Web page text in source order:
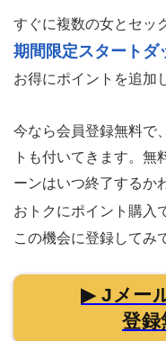
すぐに複数の女とセッ
期間限定スタートダ
お得にポイントを追加
今なら会員登録無料で
トも付いてきます。 無
ーンはいつ終了するか
おトクにポイント購入
この機会に登録してみ
▶ Jメー
登録